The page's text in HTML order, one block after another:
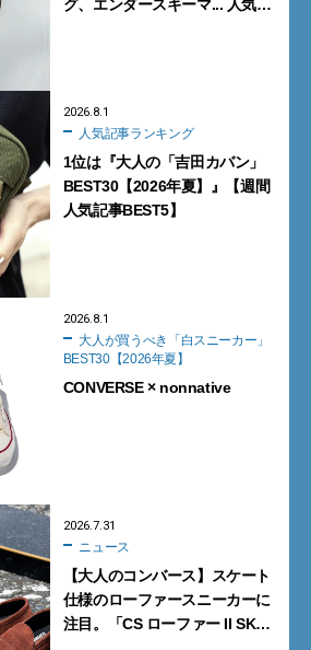
グ、エンダースキーマ... 人気ブ
2026.8.1
人気記事ランキング
1位は『大人の「吉田カバン」
BEST30【2026年夏】』【週間
人気記事BEST5】
2026.8.1
BEST30【2026年夏】
CONVERSE × nonnative
2026.7.31
ニュース
【大人のコンバース】スケート
仕様のローファースニーカーに
注目。「CS ローファー II SK」